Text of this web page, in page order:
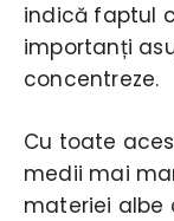
indică faptul
importanți
concentreze.
Cu toate
medii mai
materiei albe